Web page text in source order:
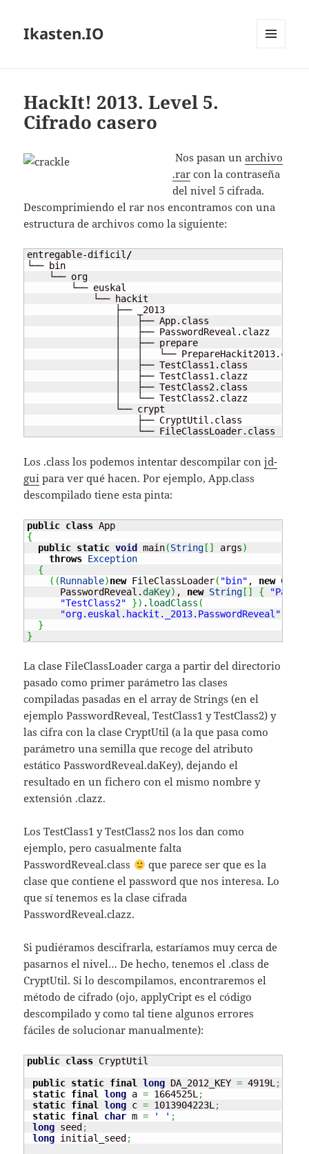
Ikasten.IO
HackIt! 2013. Level 5.
Cifrado casero
Nos pasan unarchivo
.rar con la contraseña
del nivel 5 cifrada.
Descomprimiendo el rar nos encontramos con una
estructura de archivos como la siguiente:
entregable-dificil/
└── bin
    └── org
        └── euskal
            └── hackit
                ├── _2013
                │   ├── App.class
                │   ├── PasswordReveal.clazz
                │   ├── prepare
                │   │   └── PrepareHackit2013.class
                │   ├── TestClass1.class
                │   ├── TestClass1.clazz
                │   ├── TestClass2.class
                │   └── TestClass2.clazz
                └── crypt
                    ├── CryptUtil.class
                    └── FileClassLoader.class
Los .class los podemos intentar descompilar conjd-
gui para ver qué hacen. Por ejemplo, App.class
descompilado tiene esta pinta:
public class
{
public static void main(String [ ] args)
throws Exception
{
( (Runnable)new FileClassLoader( "bin" , new
      PasswordReveal.
daKey) , new String [ ] {
"TestClass2"
}) . loadClass (
"org.euskal.hackit._2013.PasswordReveal"
}
}
La clase FileClassLoader carga a partir del directorio
pasado como primer parámetro las clases
compiladas pasadas en el array de Strings (en el
ejemplo PasswordReveal, TestClass1 y TestClass2) y
las cifra con la clase CryptUtil (a la que pasa como
parámetro una semilla que recoge del atributo
estático PasswordReveal.daKey), dejando el
resultado en un fichero con el mismo nombre y
extensión .clazz.
Los TestClass1 y TestClass2 nos los dan como
ejemplo, pero casualmente falta
PasswordReveal.class
que parece ser que es la
clase que contiene el password que nos interesa. Lo
que sí tenemos es la clase cifrada
PasswordReveal.clazz.
Si pudiéramos descifrarla, estaríamos muy cerca de
pasarnos el nivel… De hecho, tenemos el .class de
CryptUtil. Si lo descompilamos, encontraremos el
método de cifrado (ojo, applyCript es el código
descompilado y como tal tiene algunos errores
fáciles de solucionar manualmente):
public class CryptUtil
public static final long DA_2012_KEY = 4919L;
static final long a = 1664525L;
static final long c = 1013904223L;
static final char m = ' ' ;
long seed ;
long initial_seed ;